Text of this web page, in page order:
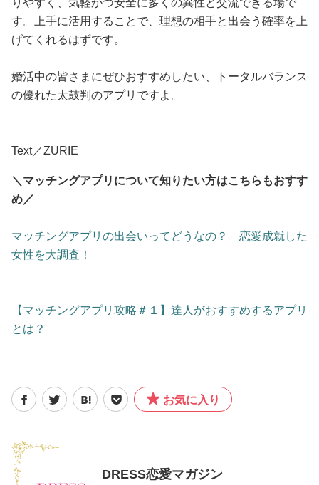
りやすく、気軽かつ安全に多くの異性と交流できる場で
す。上手に活用することで、理想の相手と出会う確率を上
げてくれるはずです。
婚活中の皆さまにぜひおすすめしたい、トータルバランス
の優れた太鼓判のアプリですよ。
Text／ZURIE
＼マッチングアプリについて知りたい方はこちらもおすす
め／
マッチングアプリの出会いってどうなの？ 恋愛成就した
女性を大調査！
【マッチングアプリ攻略＃１】達人がおすすめするアプリ
とは？
お気に入り
DRESS恋愛マガジン